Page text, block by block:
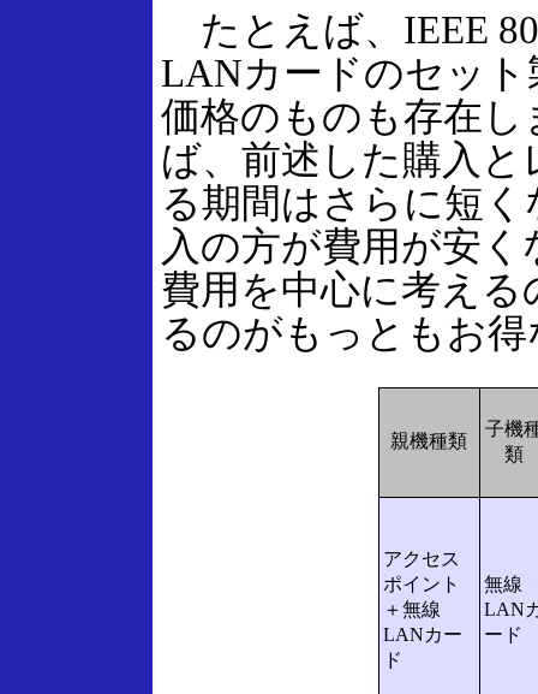
たとえば、IEEE
LANカードのセッ
価格のものも存在
ば、前述した購入
る期間はさらに短
入の方が費用が安
費用を中心に考え
るのがもっともお
親機種類
子機
類
アクセス
ポイント
＋無線
LANカー
ド
無線
LAN
ード